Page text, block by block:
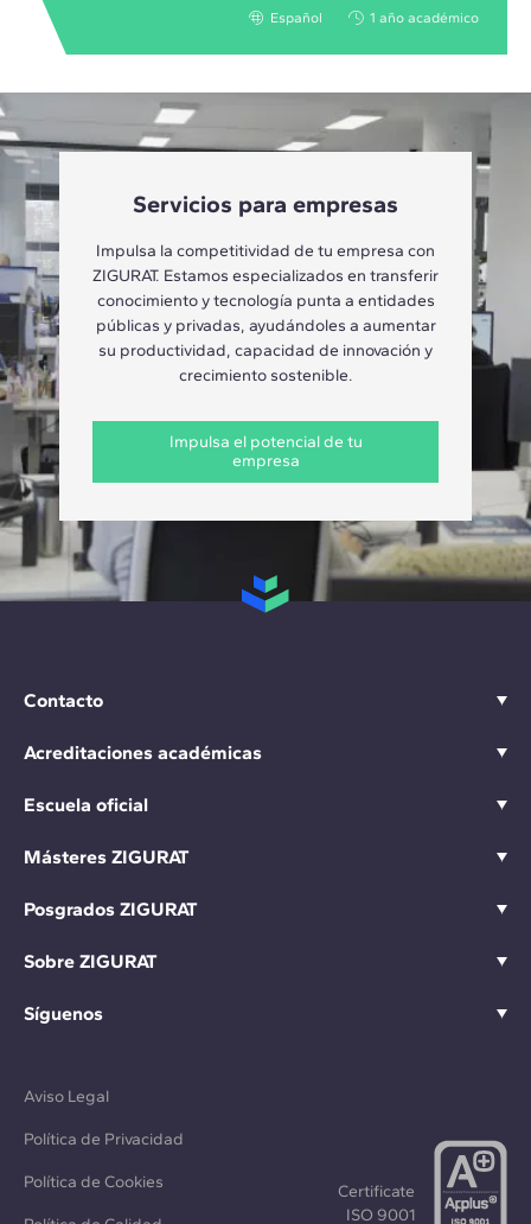
Español 1 año académico
Servicios para empresas
Impulsa la competitividad de tu empresa con
ZIGURAT. Estamos especializados en transferir
conocimiento y tecnología punta a entidades
públicas y privadas, ayudándoles a aumentar
su productividad, capacidad de innovación y
crecimiento sostenible.
Impulsa el potencial de tu
empresa
Contacto
Acreditaciones académicas
Escuela oficial
Másteres ZIGURAT
Posgrados ZIGURAT
Sobre ZIGURAT
Síguenos
Aviso Legal
Política de Privacidad
Política de Cookies
Certificate
ISO 9001